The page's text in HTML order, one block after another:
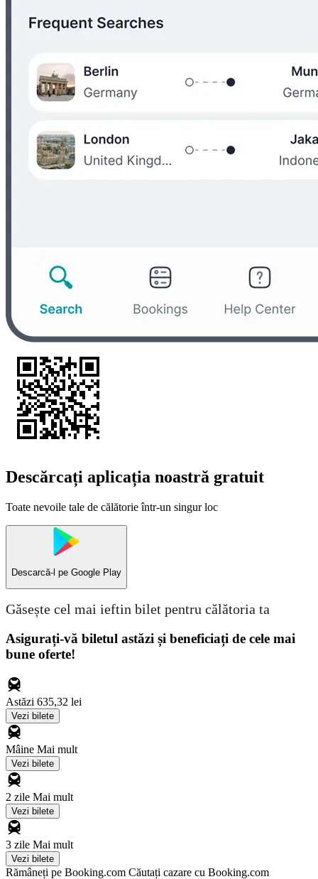
Descărcați aplicația noastră gratuit
Toate nevoile tale de călătorie într-un singur loc
Descarcă-l pe Google Play
Găsește cel mai ieftin bilet pentru călătoria ta
Asigurați-vă biletul astăzi și beneficiați de cele mai
bune oferte!
Astăzi 635,32 lei
Vezi bilete
Mâine Mai mult
Vezi bilete
2 zile Mai mult
Vezi bilete
3 zile Mai mult
Vezi bilete
Rămâneți pe Booking.com Căutați cazare cu Booking.com